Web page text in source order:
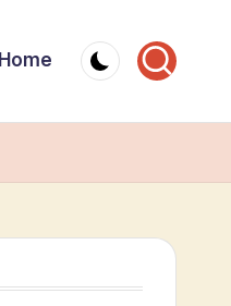
Home